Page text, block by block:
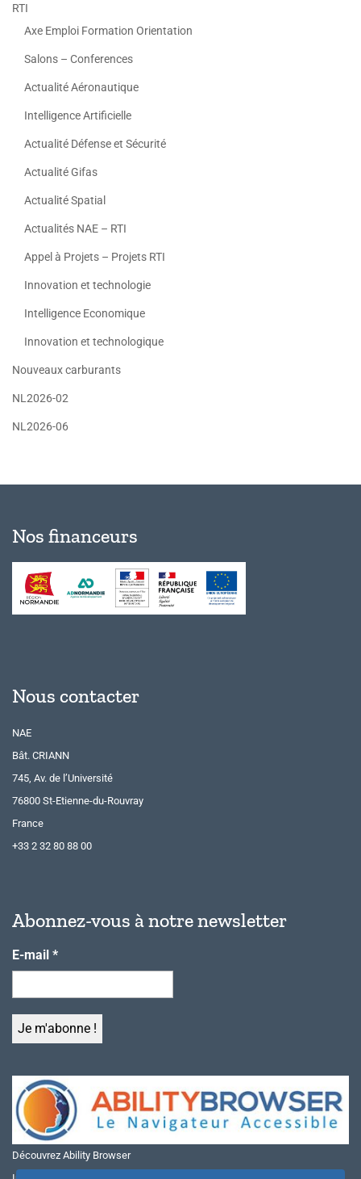
RTI
Axe Emploi Formation Orientation
Salons – Conferences
Actualité Aéronautique
Intelligence Artificielle
Actualité Défense et Sécurité
Actualité Gifas
Actualité Spatial
Actualités NAE – RTI
Appel à Projets – Projets RTI
Innovation et technologie
Intelligence Economique
Innovation et technologique
Nouveaux carburants
NL2026-02
NL2026-06
Nos financeurs
Nous contacter
NAE
Bât. CRIANN
745, Av. de l’Université
76800 St-Etienne-du-Rouvray
France
+33 2 32 80 88 00
Abonnez-vous à notre newsletter
E-mail *
Découvrez Ability Browser